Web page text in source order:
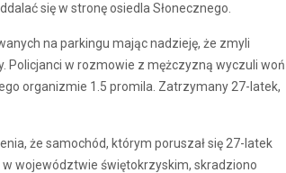
się w stronę osiedla Słonecznego.
na parkingu mając nadzieję, że zmyli
Policjanci w rozmowie z mężczyzną wyczuli woń
organizmie 1.5 promila. Zatrzymany 27-latek,
że samochód, którym poruszał się 27-latek
w województwie świętokrzyskim, skradziono